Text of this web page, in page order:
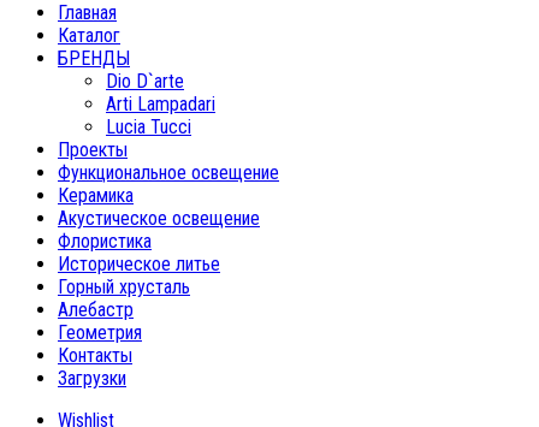
Главная
Каталог
БРЕНДЫ
Dio D`arte
Arti Lampadari
Lucia Tucci
Проекты
Функциональное освещение
Керамика
Акустическое освещение
Флористика
Историческое литье
Горный хрусталь
Алебастр
Геометрия
Контакты
Загрузки
Wishlist